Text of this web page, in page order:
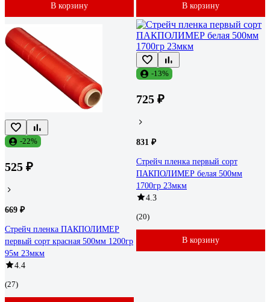
В корзину В корзину
-22%
525 ₽
669 ₽
Стрейч пленка ПАКПОЛИМЕР
первый сорт красная 500мм 1200гр
95м 23мкм
4.4
(27)
-13%
725 ₽
831 ₽
Стрейч пленка первый сорт
ПАКПОЛИМЕР белая 500мм
1700гр 23мкм
4.3
(20)
В корзину